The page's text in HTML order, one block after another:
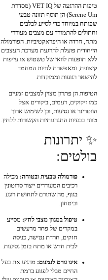
טיפות ההרגעה של VET IQ (מסדרת
Serene Um) הן תוסף תזונה טבעי
שפותח במיוחד כדי לסייע לכלבים
וחתולים להתמודד עם מצבים מעוררי
מתח, חרדה או היפראקטיביות. הפורמולה
הייחודית פועלת להרגעת מערכת העצבים
ללא תופעות לוואי של טשטוש או עייפות
קיצונית, ומאפשרת לחיות המחמד
להישאר רגועות וממוקדות.
הטיפות הן פתרון מצוין למצבים זמניים
כמו זיקוקים, רעמים, ביקורים אצל
הווטרינר או נסיעות, וכן לשימוש ארוך
טווח בבעיות התנהגותיות הקשורות ללחץ.
✨ יתרונות
בולטים:
פורמולה טבעית ובטוחה: מכילה
רכיבים המעודדים ייצור סרוטונין
בגוף, מה שתורם לתחושת רוגע
וביטחון.
טיפול במגוון מצבי לחץ: מסייע
במקרים של פחד מרעשים
חזקים, חרדת נטישה, כניסה
לבית חדש או מתח בזמן נסיעות.
אינו גורם לנמנום: מרגיע את בעל
החיים מבלי לפגוע ברמת